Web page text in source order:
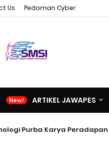
Us Pedoman Cyber
ARTIKEL JAWAPES
Purba Karya